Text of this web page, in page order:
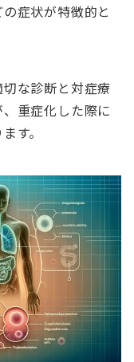
症状が特徴的と
な診断と対症療
重症化した際に
す。